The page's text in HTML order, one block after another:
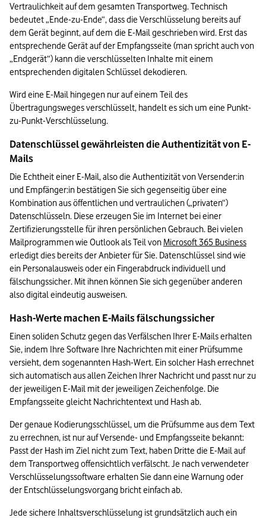
Vertraulichkeit auf dem gesamten Transportweg. Technisch
bedeutet „Ende-zu-Ende“, dass die Verschlüsselung bereits auf
dem Gerät beginnt, auf dem die E-Mail geschrieben wird. Erst das
entsprechende Gerät auf der Empfangsseite (man spricht auch von
„Endgerät“) kann die verschlüsselten Inhalte mit einem
entsprechenden digitalen Schlüssel dekodieren.
Wird eine E-Mail hingegen nur auf einem Teil des
Übertragungsweges verschlüsselt, handelt es sich um eine Punkt-
zu-Punkt-Verschlüsselung.
Datenschlüssel gewährleisten die Authentizität von E-
Mails
Die Echtheit einer E-Mail, also die Authentizität von Versender:in
und Empfänger:in bestätigen Sie sich gegenseitig über eine
Kombination aus öffentlichen und vertraulichen („privaten“)
Datenschlüsseln. Diese erzeugen Sie im Internet bei einer
Zertifizierungsstelle für ihren persönlichen Gebrauch. Bei vielen
Mailprogrammen wie Outlook als Teil von Microsoft 365 Business
erledigt dies bereits der Anbieter für Sie. Datenschlüssel sind wie
ein Personalausweis oder ein Fingerabdruck individuell und
fälschungssicher. Mit ihnen können Sie sich gegenüber anderen
also digital eindeutig ausweisen.
Hash-Werte machen E-Mails fälschungssicher
Einen soliden Schutz gegen das Verfälschen Ihrer E-Mails erhalten
Sie, indem Ihre Software Ihre Nachrichten mit einer Prüfsumme
versieht, dem sogenannten Hash-Wert. Ein solcher Hash errechnet
sich automatisch aus allen Zeichen Ihrer Nachricht und passt nur zu
der jeweiligen E-Mail mit der jeweiligen Zeichenfolge. Die
Empfangsseite gleicht Nachrichtentext und Hash ab.
Der genaue Kodierungsschlüssel, um die Prüfsumme aus dem Text
zu errechnen, ist nur auf Versende- und Empfangsseite bekannt:
Passt der Hash im Ziel nicht zum Text, haben Dritte die E-Mail auf
dem Transportweg offensichtlich verfälscht. Je nach verwendeter
Verschlüsselungssoftware erhalten Sie dann eine Warnung oder
der Entschlüsselungsvorgang bricht einfach ab.
Jede sichere Inhaltsverschlüsselung ist grundsätzlich auch ein